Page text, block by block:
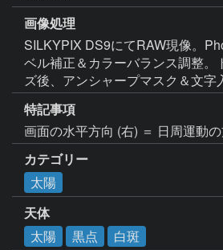
画像処理
SILKYPIX DS9にてRAW現像。
ベル補正＆カラーバランス調整。
ズ後、アンシャープマスク＆文字
特記事項
画面の水平方向 (右) ＝ 日周運動
カテゴリー
太陽
天体
太陽
黒点 白斑